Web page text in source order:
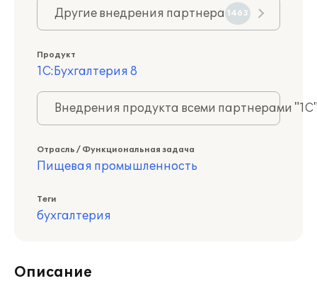
Другие внедрения партнера 1463
Продукт
1С:Бухгалтерия 8
Внедрения продукта всеми партнерами
Отрасль / Функциональная задача
Пищевая промышленность
Теги
бухгалтерия
Описание